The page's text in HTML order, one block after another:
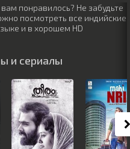
понравилось? Не забудьте
посмотреть все индийские
и в хорошем HD
и сериалы